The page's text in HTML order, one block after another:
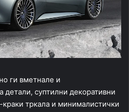
ги вметнале и
детали, суптилни декоративни
тркала и минималистички